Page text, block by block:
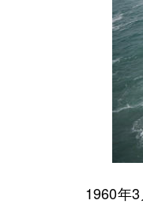
1960年3